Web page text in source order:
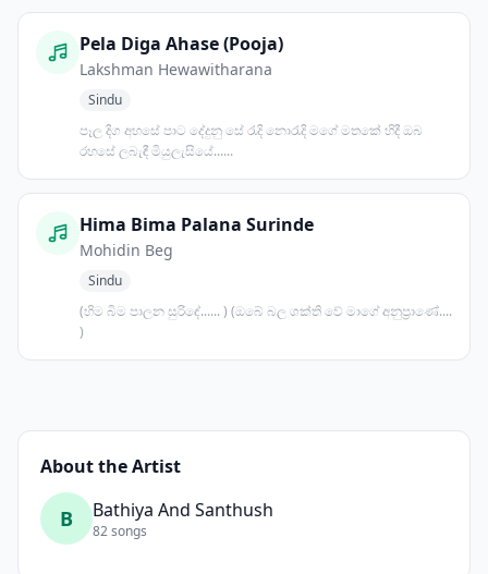
Pela Diga Ahase (Pooja)
Lakshman Hewawitharana
Sindu
පෑල දිග අහසේ පාට දේදුනු සේ රැදි නොරැදි මගේ මතකේ හිදී ඔබ
රහසේ ලබැඳී මියුලැසියේ......
Hima Bima Palana Surinde
Mohidin Beg
Sindu
(හිම බිම පාලන සුරිඳේ...... ) (ඔබේ බල ශක්ති වේ මාගේ අනුප්‍රාණේ....
)
About the Artist
B Bathiya And Santhush
82 songs